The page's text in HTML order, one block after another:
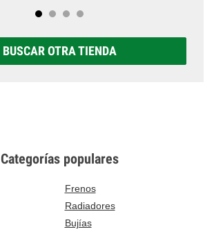
BUSCAR OTRA TIENDA
Categorías populares
Frenos
Radiadores
Bujías